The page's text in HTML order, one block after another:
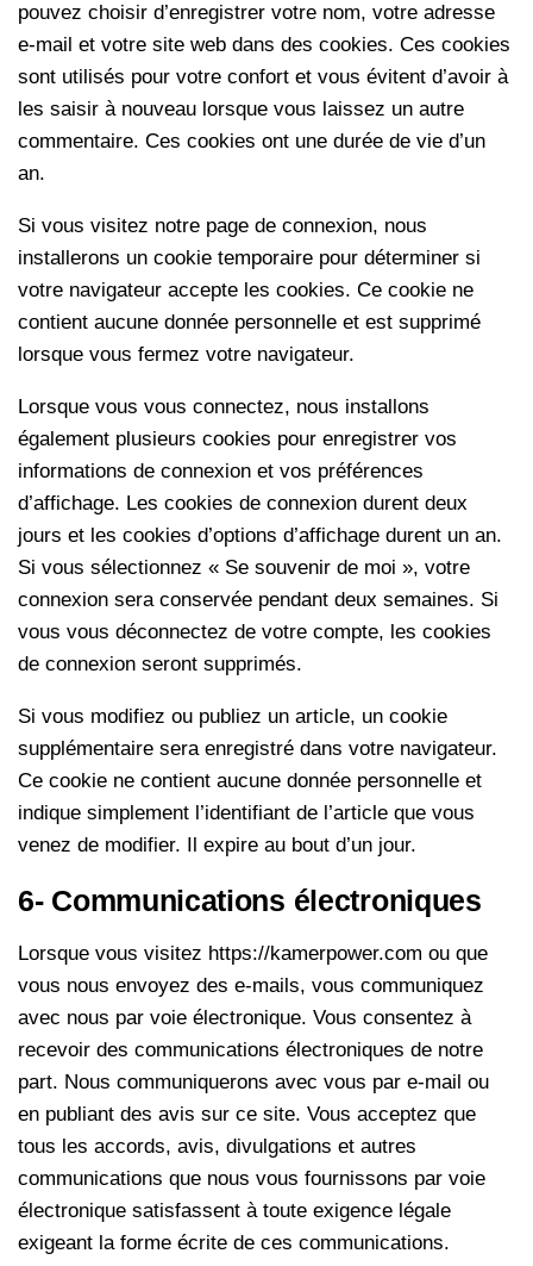
pouvez choisir d’enregistrer votre nom, votre adresse
e-mail et votre site web dans des cookies. Ces cookies
sont utilisés pour votre confort et vous évitent d’avoir à
les saisir à nouveau lorsque vous laissez un autre
commentaire. Ces cookies ont une durée de vie d’un
an.
Si vous visitez notre page de connexion, nous
installerons un cookie temporaire pour déterminer si
votre navigateur accepte les cookies. Ce cookie ne
contient aucune donnée personnelle et est supprimé
lorsque vous fermez votre navigateur.
Lorsque vous vous connectez, nous installons
également plusieurs cookies pour enregistrer vos
informations de connexion et vos préférences
d’affichage. Les cookies de connexion durent deux
jours et les cookies d’options d’affichage durent un an.
Si vous sélectionnez « Se souvenir de moi », votre
connexion sera conservée pendant deux semaines. Si
vous vous déconnectez de votre compte, les cookies
de connexion seront supprimés.
Si vous modifiez ou publiez un article, un cookie
supplémentaire sera enregistré dans votre navigateur.
Ce cookie ne contient aucune donnée personnelle et
indique simplement l’identifiant de l’article que vous
venez de modifier. Il expire au bout d’un jour.
6- Communications électroniques
Lorsque vous visitez https://kamerpower.com ou que
vous nous envoyez des e-mails, vous communiquez
avec nous par voie électronique. Vous consentez à
recevoir des communications électroniques de notre
part. Nous communiquerons avec vous par e-mail ou
en publiant des avis sur ce site. Vous acceptez que
tous les accords, avis, divulgations et autres
communications que nous vous fournissons par voie
électronique satisfassent à toute exigence légale
exigeant la forme écrite de ces communications.